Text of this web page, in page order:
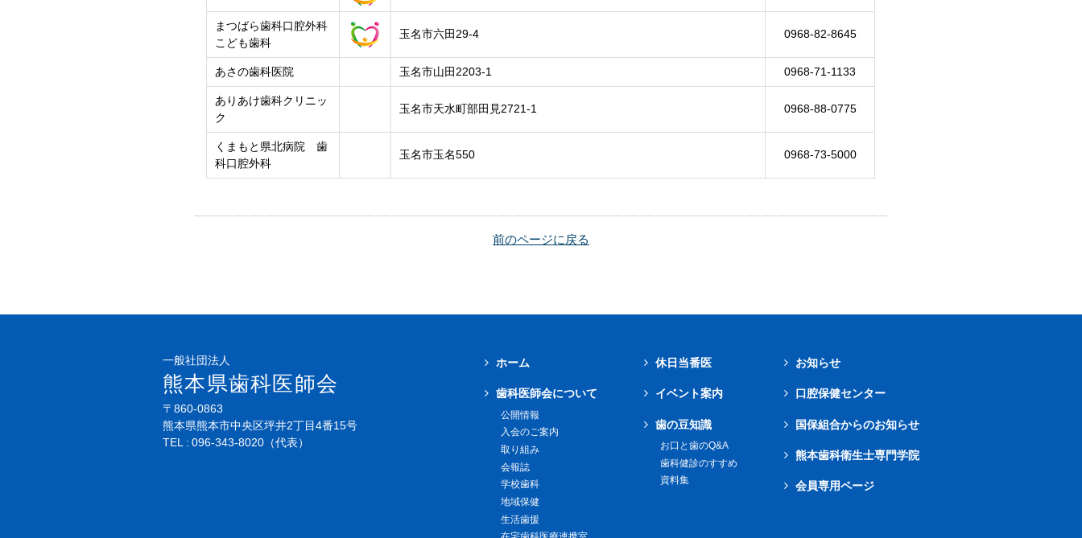
まつばら歯科口腔外科
こども歯科
玉名市六田29-4 0968-82-8645
あさの歯科医院 玉名市山田2203-1 0968-71-1133
ありあけ歯科クリニッ
ク
玉名市天水町部田見2721-1 0968-88-0775
くまもと県北病院 歯
科口腔外科
玉名市玉名550 0968-73-5000
前のページに戻る
一般社団法人
熊本県歯科医師会
〒860-0863
熊本県熊本市中央区坪井2丁目4番15号
TEL
096-343-8020（代表）
ホーム
歯科医師会について
公開情報
入会のご案内
取り組み
会報誌
学校歯科
地域保健
生活歯援
休日当番医
イベント案内
歯の豆知識
お口と歯のQ&A
歯科健診のすすめ
資料集
お知らせ
口腔保健センター
国保組合からのお知らせ
熊本歯科衛生士専門学院
会員専用ページ